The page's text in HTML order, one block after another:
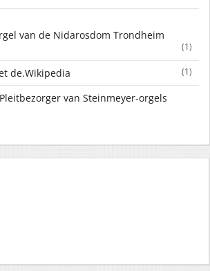
van de Nidarosdom Trondheim
(1)
de.Wikipedia (1)
Pleitbezorger van Steinmeyer-orgels